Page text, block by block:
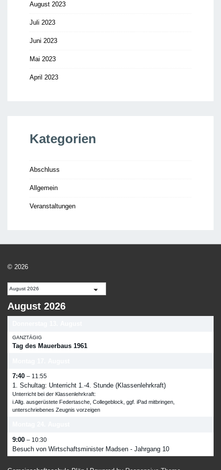
August 2023
Juli 2023
Juni 2023
Mai 2023
April 2023
Kategorien
Abschluss
Allgemein
Veranstaltungen
© 2026
August 2026
GANZTÄGIG
Tag des Mauerbaus 1961
7:40– 11:55
1. Schultag: Unterricht 1.-4. Stunde (Klassenlehrkraft)
Unterricht bei der Klassenlehrkraft:
i.Allg. ausgerüstete Federtasche, Collegeblock, ggf. iPad mitbringen,
unterschriebenes Zeugnis vorzeigen
9:00– 10:30
Besuch von Wirtschaftsminister Madsen - Jahrgang 10